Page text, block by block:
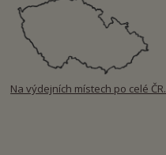
Na výdejních místech po celé ČR.